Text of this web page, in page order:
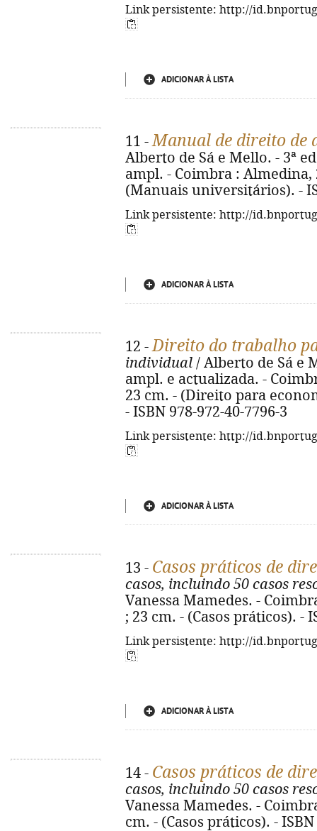
Link persistente: http://
ADICIONAR À LISTA
11 -Manual de direito de
Alberto de Sá e Mello. - 3ª
ampl. - Coimbra : Almedina,
(Manuais universitários). -
Link persistente: http://
ADICIONAR À LISTA
12 -Direito do trabalho
individual / Alberto de Sá e
ampl. e actualizada. -
23 cm. - (Direito para
- ISBN 978-972-40-7796-3
Link persistente: http://
ADICIONAR À LISTA
13 - Casos práticos de
casos, incluindo 50 casos
Vanessa Mamedes. -
; 23 cm. - (Casos práticos). -
Link persistente: http://
ADICIONAR À LISTA
14 - Casos práticos de
casos, incluindo 50 casos
Vanessa Mamedes. -
cm. - (Casos práticos). -